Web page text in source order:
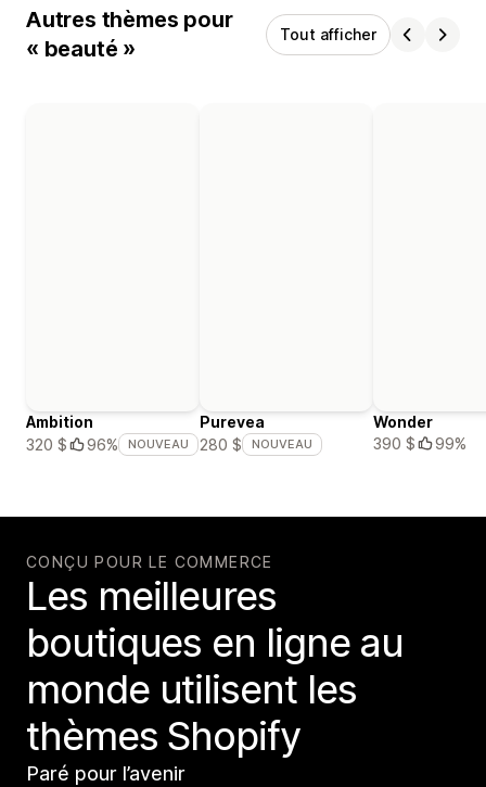
Autres thèmes pour
« beauté »
Tout afficher
Ambition
320 $
96% NOUVEAU
Purevea
280 $
NOUVEAU
Wonder
390 $
99%
CONÇU POUR LE COMMERCE
Les meilleures
boutiques en ligne au
monde utilisent les
thèmes Shopify
Paré pour l’avenir